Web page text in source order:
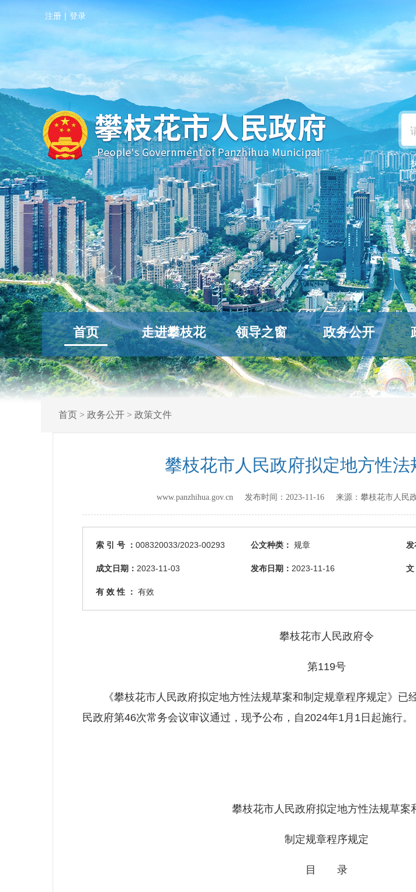
注册 | 登录
首页 走进攀枝花 领导之窗 政务公开
首页> 政务公开> 政策文件
攀枝花市人民政府拟定地方性
www.panzhihua.gov.cn 发布时间： 2023-11-16 来源： 攀枝花市人民
索 引 号 ： 008320033/2023-00293 公文种类： 规章 发
成文日期： 2023-11-03 发布日期： 2023-11-16
有 效 性 ： 有效
攀枝花市人民政府令
第119号
《攀枝花市人民政府拟定地方性法规草案和制定规章程序规定》已
民政府第46次常务会议审议通过，现予公布，自2024年1月1日起施行。
攀枝花市人民政府拟定地方性法规草案
制定规章程序规定
目 录